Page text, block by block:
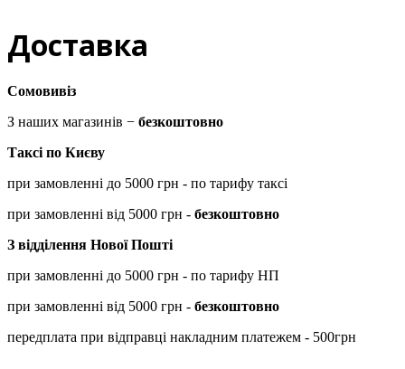
Доставка
Сомовивіз
З наших магазинів − безкоштовно
Таксі по Києву
при замовленні до 5000 грн - по тарифу таксі
при замовленні від 5000 грн - безкоштовно
З відділення Нової Пошті
при замовленні до 5000 грн - по тарифу НП
при замовленні від 5000 грн - безкоштовно
передплата при відправці накладним платежем - 500грн